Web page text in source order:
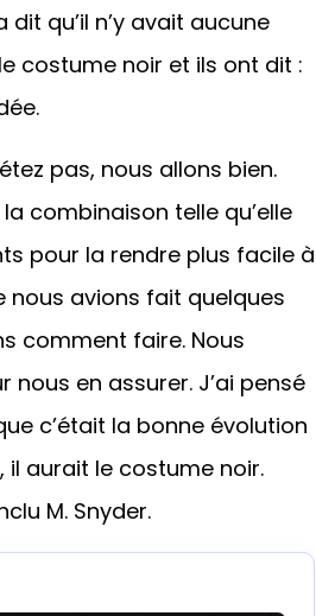
qu’il n’y avait aucune
costume noir et ils ont dit :
pas, nous allons bien.
combinaison telle qu’elle
pour la rendre plus facile à
avions fait quelques
comment faire. Nous
en assurer. J’ai pensé
c’était la bonne évolution
il aurait le costume noir.
M. Snyder.